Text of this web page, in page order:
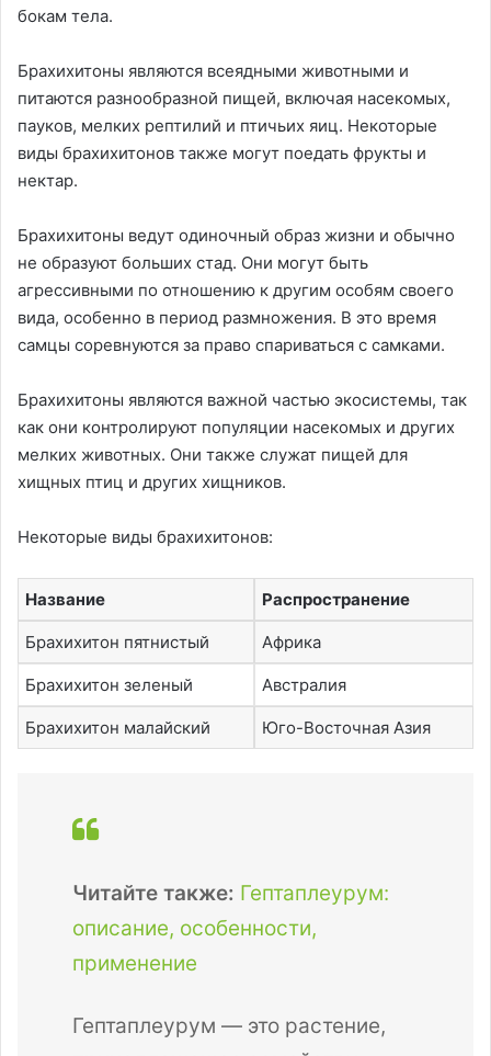
бокам тела.
Брахихитоны являются всеядными животными и
питаются разнообразной пищей, включая насекомых,
пауков, мелких рептилий и птичьих яиц. Некоторые
виды брахихитонов также могут поедать фрукты и
нектар.
Брахихитоны ведут одиночный образ жизни и обычно
не образуют больших стад. Они могут быть
агрессивными по отношению к другим особям своего
вида, особенно в период размножения. В это время
самцы соревнуются за право спариваться с самками.
Брахихитоны являются важной частью экосистемы, так
как они контролируют популяции насекомых и других
мелких животных. Они также служат пищей для
хищных птиц и других хищников.
Некоторые виды брахихитонов:
Название Распространение
Брахихитон пятнистый Африка
Брахихитон зеленый Австралия
Брахихитон малайский Юго-Восточная Азия
Читайте также: Гептаплеурум:
описание, особенности,
применение
Гептаплеурум — это растение,